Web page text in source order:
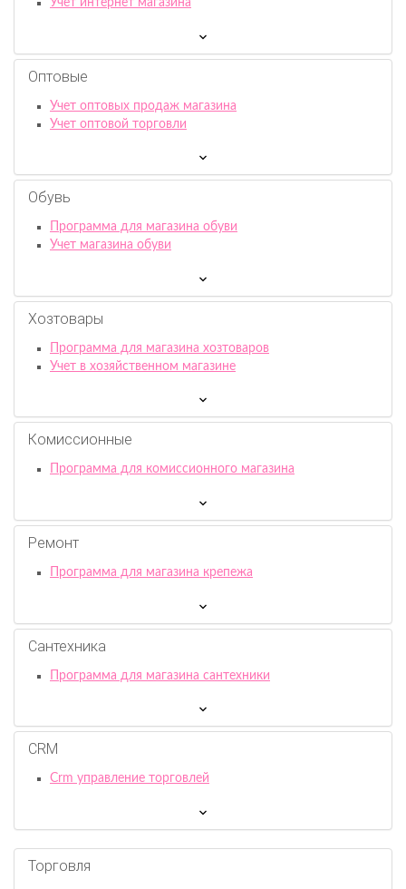
Учет интернет магазина
Оптовые
Учет оптовых продаж магазина
Учет оптовой торговли
Обувь
Программа для магазина обуви
Учет магазина обуви
Хозтовары
Программа для магазина хозтоваров
Учет в хозяйственном магазине
Комиссионныe
Программа для комиссионного магазина
Ремонт
Программа для магазина крепежа
Сантехника
Программа для магазина сантехники
CRM
Crm управление торговлей
Торговля